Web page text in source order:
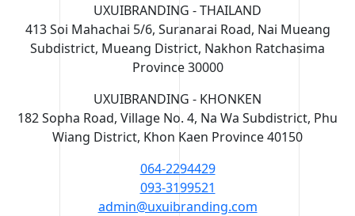
UXUIBRANDING - THAILAND
413 Soi Mahachai 5/6, Suranarai Road, Nai Mueang
Subdistrict, Mueang District, Nakhon Ratchasima
Province 30000
UXUIBRANDING - KHONKEN
182 Sopha Road, Village No. 4, Na Wa Subdistrict, Phu
Wiang District, Khon Kaen Province 40150
064-2294429
093-3199521
admin@uxuibranding.com